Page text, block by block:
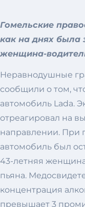
Гомельские
как на днях была
женщина-
Неравнодушные
сообщили о том,
автомобиль Lada.
отреагировал на
направлении. При
автомобиль был
43-летняя
пьяна.
концентрация
превышает 3